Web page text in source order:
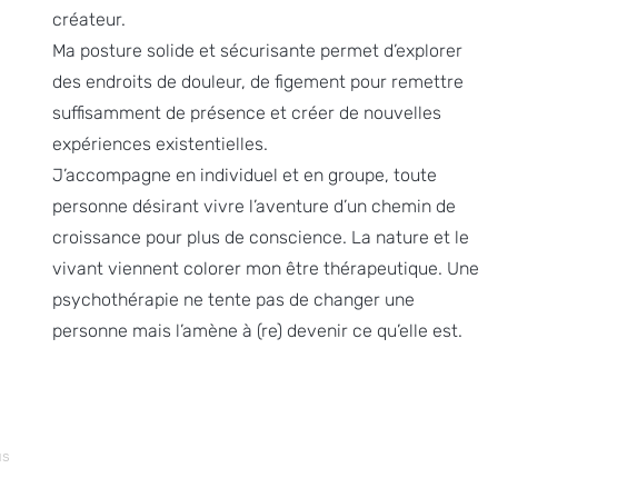
créateur.
Ma posture solide et sécurisante permet d’explorer
des endroits de douleur, de figement pour remettre
suffisamment de présence et créer de nouvelles
expériences existentielles.
J’accompagne en individuel et en groupe, toute
personne désirant vivre l’aventure d’un chemin de
croissance pour plus de conscience. La nature et le
vivant viennent colorer mon être thérapeutique. Une
psychothérapie ne tente pas de changer une
personne mais l’amène à (re) devenir ce qu’elle est.